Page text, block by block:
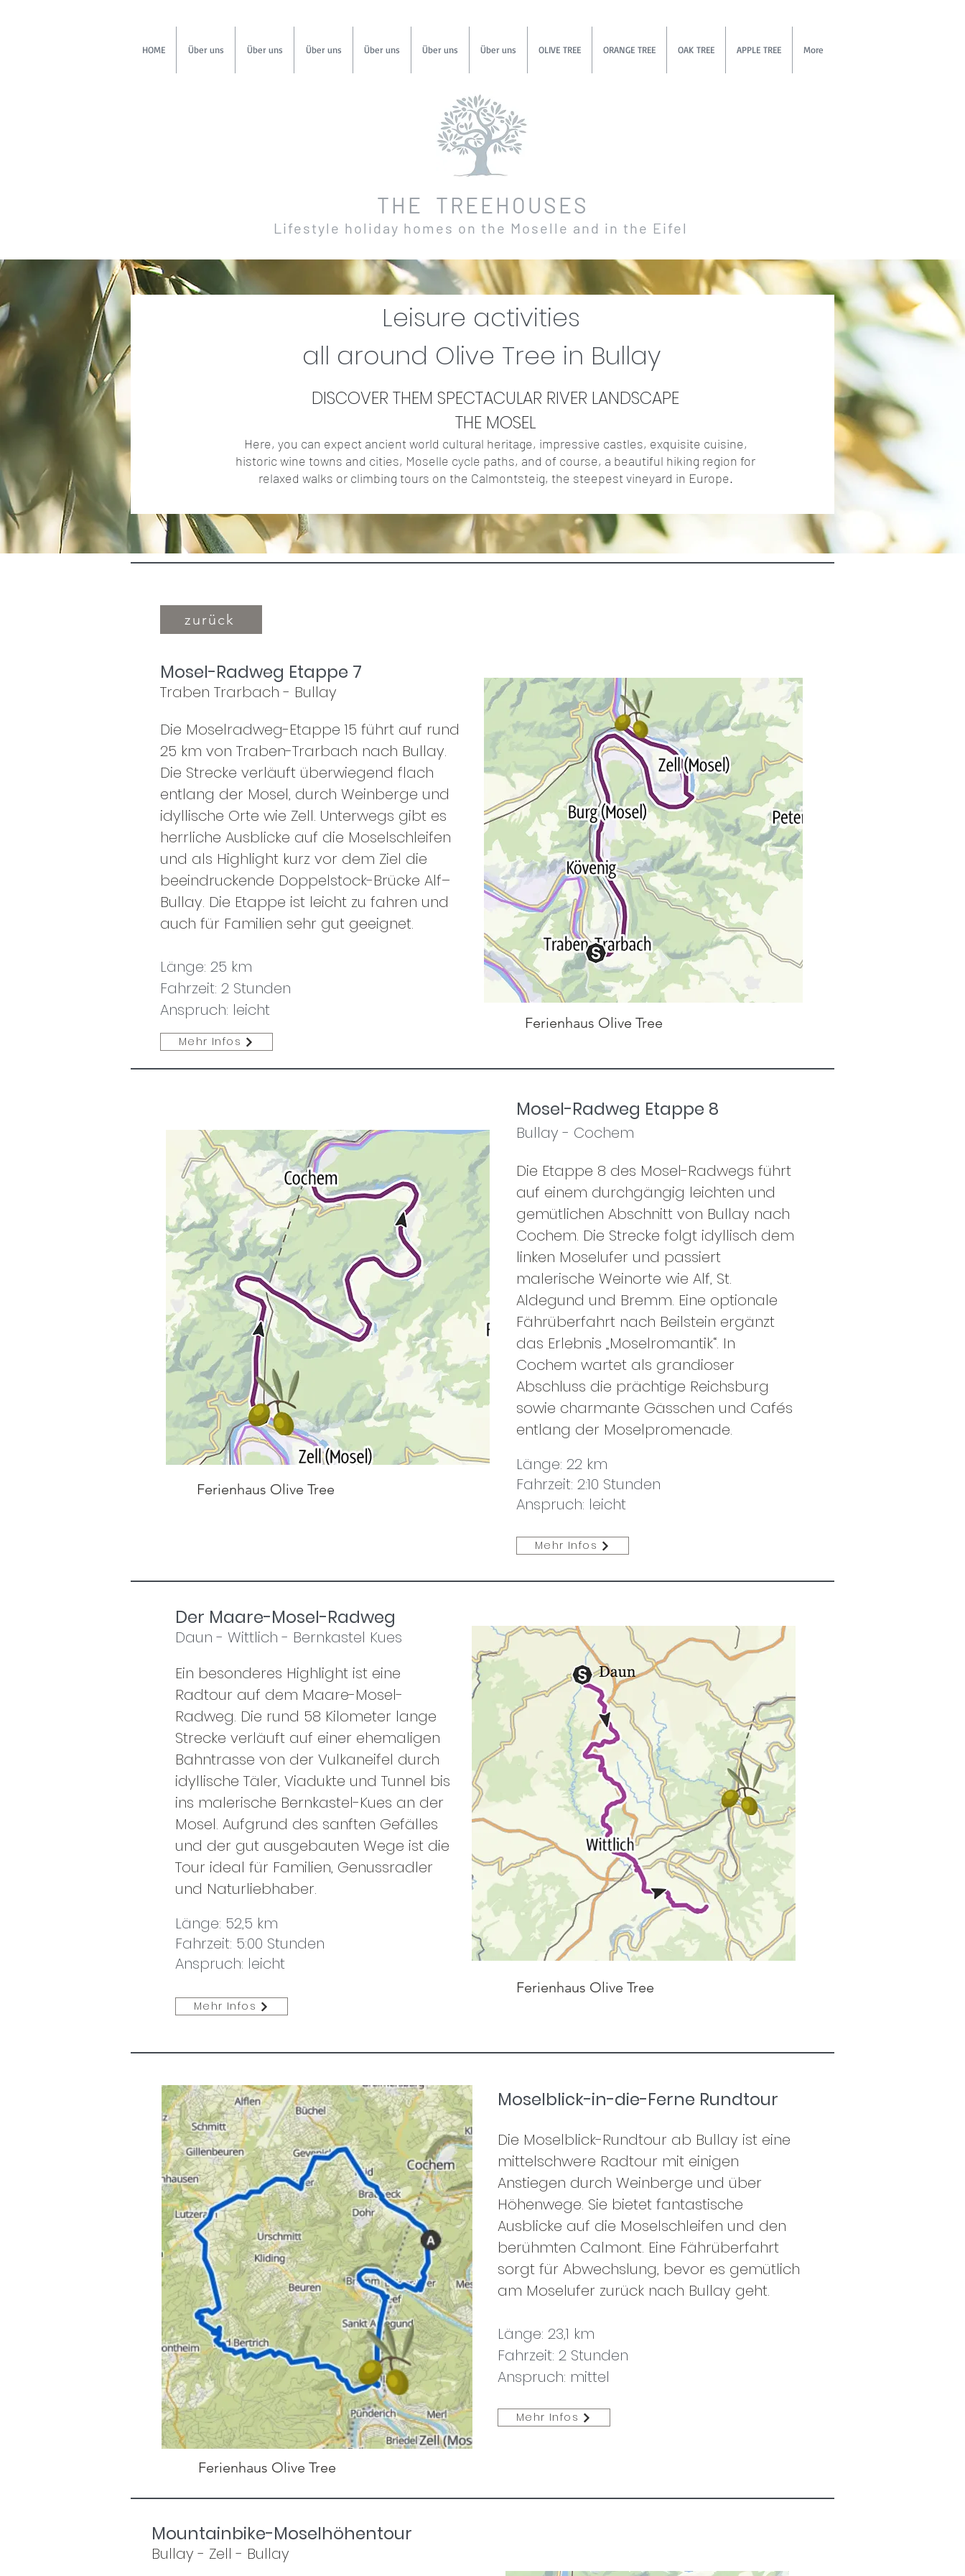
HOME Über uns Über uns Über uns Über uns Über uns Über uns OLIVE TREE ORANGE TREE OAK TREE APPLE TREE More
THE TREEHOUSES
Lifestyle holiday homes on the Moselle and in the Eifel
Leisure activities
all around Olive Tree in Bullay
DISCOVER THEM SPECTACULAR RIVER LANDSCAPE
THE MOSEL
Here, you can expect ancient world cultural heritage, impressive castles, exquisite cuisine,
historic wine towns and cities, Moselle cycle paths, and of course, a beautiful hiking region for
relaxed walks or climbing tours on the Calmontsteig, the steepest vineyard in Europe.
zurück
Mosel-Radweg Etappe 7
Traben Trarbach - Bullay
Die Moselradweg-Etappe 15 führt auf rund
25 km von Traben-Trarbach nach Bullay.
Die Strecke verläuft überwiegend flach
entlang der Mosel, durch Weinberge und
idyllische Orte wie Zell. Unterwegs gibt es
herrliche Ausblicke auf die Moselschleifen
und als Highlight kurz vor dem Ziel die
beeindruckende Doppelstock-Brücke Alf–
Bullay. Die Etappe ist leicht zu fahren und
auch für Familien sehr gut geeignet.
Länge: 25 km
Fahrzeit: 2 Stunden
Anspruch: leicht
Mehr Infos
Ferienhaus Olive Tree
Ferienhaus Olive Tree
Mosel-Radweg Etappe 8
Bullay - Cochem
Die Etappe 8 des Mosel-Radwegs führt
auf einem durchgängig leichten und
gemütlichen Abschnitt von Bullay nach
Cochem. Die Strecke folgt idyllisch dem
linken Moselufer und passiert
malerische Weinorte wie Alf, St.
Aldegund und Bremm. Eine optionale
Fährüberfahrt nach Beilstein ergänzt
das Erlebnis „Moselromantik“. In
Cochem wartet als grandioser
Abschluss die prächtige Reichsburg
sowie charmante Gässchen und Cafés
entlang der Moselpromenade.
Länge: 22 km
Fahrzeit: 2:10 Stunden
Anspruch: leicht
Mehr Infos
Der Maare-Mosel-Radweg
Daun - Wittlich - Bernkastel Kues
Ein besonderes Highlight ist eine
Radtour auf dem Maare-Mosel-
Radweg. Die rund 58 Kilometer lange
Strecke verläuft auf einer ehemaligen
Bahntrasse von der Vulkaneifel durch
idyllische Täler, Viadukte und Tunnel bis
ins malerische Bernkastel-Kues an der
Mosel. Aufgrund des sanften Gefälles
und der gut ausgebauten Wege ist die
Tour ideal für Familien, Genussradler
und Naturliebhaber.
Länge: 52,5 km
Fahrzeit: 5:00 Stunden
Anspruch: leicht
Mehr Infos
Ferienhaus Olive Tree
Ferienhaus Olive Tree
Moselblick-in-die-Ferne Rundtour
Die Moselblick-Rundtour ab Bullay ist eine
mittelschwere Radtour mit einigen
Anstiegen durch Weinberge und über
Höhenwege. Sie bietet fantastische
Ausblicke auf die Moselschleifen und den
berühmten Calmont. Eine Fährüberfahrt
sorgt für Abwechslung, bevor es gemütlich
am Moselufer zurück nach Bullay geht.
Länge: 23,1 km
Fahrzeit: 2 Stunden
Anspruch: mittel
Mehr Infos
Mountainbike-Moselhöhentour
Bullay - Zell - Bullay